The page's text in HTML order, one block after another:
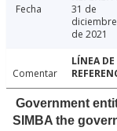
Fecha
31 de
diciembre
de 2021
Comentar
Government
SIMBA the